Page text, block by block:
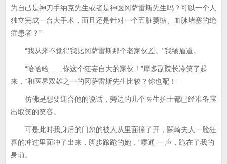
为自己是神刀手纳克先生或者是神医冈萨雷斯先生吗？可以一个人
独立完成一台大手术，而且还是针对一个五脏萎缩、血脉堵塞的绝
症患者？”
“我从来不觉得我比冈萨雷斯那个老家伙差。”我皱眉道。
“哈哈哈……你这个狂妄自大的家伙！”摩多副院长冷笑了起
来，“和医界双雄之一的冈萨雷斯先生比较？你也配！”
仿佛是想要迎合他的说话，旁边的几个医生护士都已经准备露
出取笑的笑容。
可是此时我身后的门忽的被人从里面撞了开，闗崎夫人一脸狂
喜的冲过里面冲了出来，脚步踉跄的她，“噗通”一声，跪在了我的
身前。